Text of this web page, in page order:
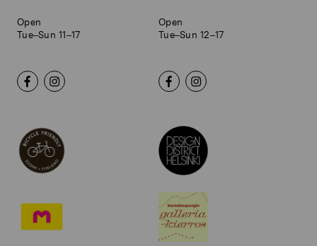
Open
Tue–Sun 11–17
Open
Tue–Sun 12–17